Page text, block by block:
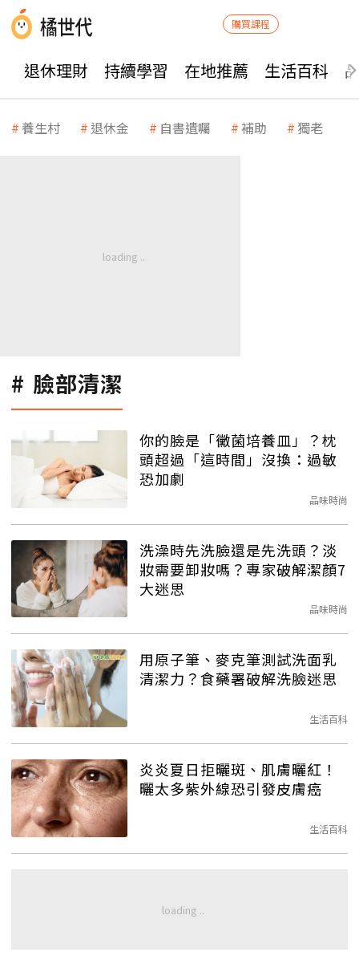
購買課程
退休理財 持續學習 在地推薦 生活百科
養生村 退休金 自書遺囑 補助 獨老
臉部清潔
你的臉是「黴菌培養皿」？枕
頭超過「這時間」沒換：過敏
恐加劇
品味時尚
洗澡時先洗臉還是先洗頭？淡
妝需要卸妝嗎？專家破解潔顏7
大迷思
品味時尚
用原子筆、麥克筆測試洗面乳
清潔力？食藥署破解洗臉迷思
生活百科
炎炎夏日拒曬斑、肌膚曬紅！
曬太多紫外線恐引發皮膚癌
生活百科